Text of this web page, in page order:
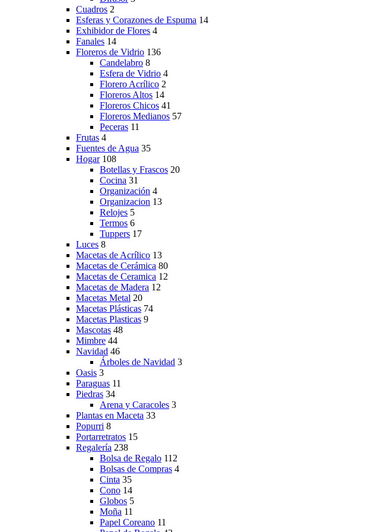
Cuadros 2
Esferas y Corazones de Espuma 14
Exhibidor de Flores 4
Fanales 14
Floreros de Vidrio 136
Candelabro 8
Esfera de Vidrio 4
Florero Acrílico 2
Floreros Altos 14
Floreros Chicos 41
Floreros Medianos 57
Peceras 11
Frutas 4
Fuentes de Agua 35
Hogar 108
Botellas y Frascos 20
Cocina 31
Organización 4
Organizacion 13
Relojes 5
Termos 6
Tuppers 17
Luces 8
Macetas de Acrílico 13
Macetas de Cerámica 80
Macetas de Ceramica 12
Macetas de Madera 12
Macetas Metal 20
Macetas Plásticas 74
Macetas Plasticas 9
Mascotas 48
Mimbre 44
Navidad 46
Árboles de Navidad 3
Oasis 3
Paraguas 11
Piedras 34
Arena y Caracoles 3
Plantas en Maceta 33
Popurri 8
Portarretratos 15
Regalería 238
Bolsa de Regalo 112
Bolsas de Compras 4
Cinta 35
Cono 14
Globos 5
Moña 11
Papel Coreano 11